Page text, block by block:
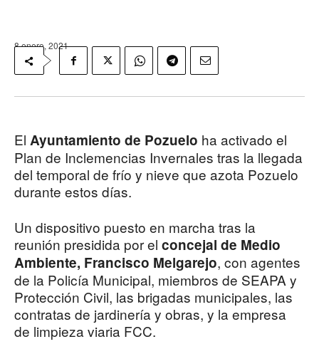
8 enero, 2021
El Ayuntamiento de Pozuelo ha activado el
Plan de Inclemencias Invernales tras la llegada
del temporal de frío y nieve que azota Pozuelo
durante estos días.
Un dispositivo puesto en marcha tras la
reunión presidida por el concejal de Medio
Ambiente, Francisco Melgarejo, con agentes
de la Policía Municipal, miembros de SEAPA y
Protección Civil, las brigadas municipales, las
contratas de jardinería y obras, y la empresa
de limpieza viaria FCC.